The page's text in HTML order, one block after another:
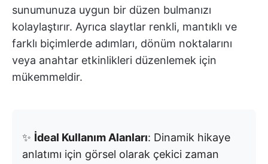
sunumunuza uygun bir düzen bulmanızı
kolaylaştırır. Ayrıca slaytlar renkli, mantıklı ve
farklı biçimlerde adımları, dönüm noktalarını
veya anahtar etkinlikleri düzenlemek için
mükemmeldir.
✨ İdeal Kullanım Alanları: Dinamik hikaye
anlatımı için görsel olarak çekici zaman